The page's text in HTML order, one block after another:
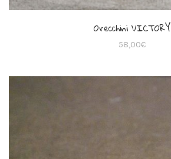
Orecchini VICTORY
58,00€